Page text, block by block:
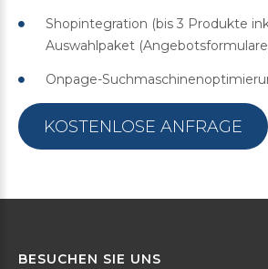
Shopintegration (bis 3 Produkte
Auswahlpaket
Onpage-
KOSTENLOSE ANFRAGE
BESUCHEN SIE UNS